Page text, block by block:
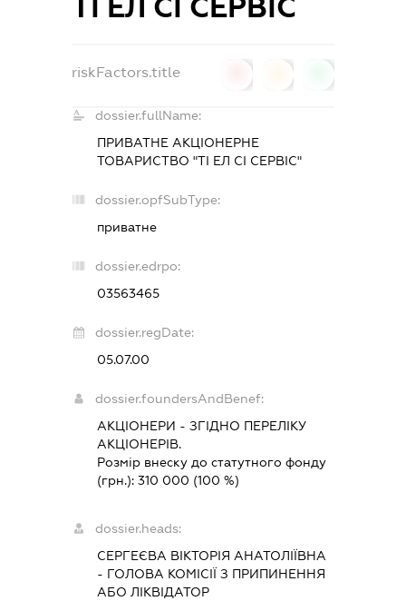
ТІ ЕЛ СІ СЕРВІС
riskFactors.title
dossier.fullName:
ПРИВАТНЕ АКЦІОНЕРНЕ
ТОВАРИСТВО "ТІ ЕЛ СІ СЕРВІС"
dossier.opfSubType:
приватне
dossier.edrpo:
03563465
dossier.regDate:
05.07.00
dossier.foundersAndBenef:
АКЦІОНЕРИ - ЗГІДНО ПЕРЕЛІКУ
АКЦІОНЕРІВ.
Розмір внеску до статутного фонду
(грн.): 310 000 (100 %)
dossier.heads:
СЕРГЕЄВА ВІКТОРІЯ АНАТОЛІЇВНА
- ГОЛОВА КОМІСІЇ З ПРИПИНЕННЯ
АБО ЛІКВІДАТОР